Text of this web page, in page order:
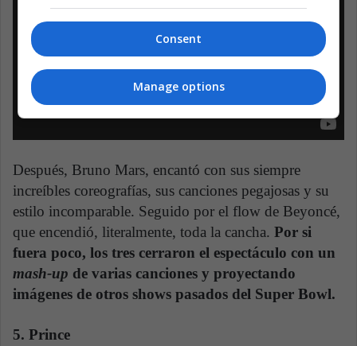
Después, Bruno Mars, encantó con sus siempre
increíbles coreografías, sus canciones pegajosas y su
estilo incomparable. Seguido por el flow de Beyoncé,
que encendió, literalmente, toda la cancha. Por si
fuera poco, los tres cerraron el espectáculo con un
mash-up de varias canciones y proyectando
imágenes de otros shows pasados del Super Bowl.
5. Prince
Consent
Manage options